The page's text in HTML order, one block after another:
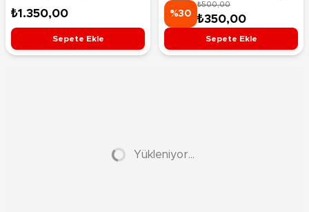
₺1.350,00
Sepete Ekle
20 Cm
%30
₺500,00
₺350,00
Sepete Ekle
Yükleniyor...